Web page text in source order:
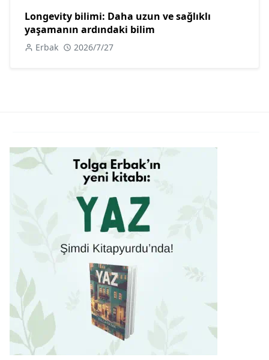
Longevity bilimi: Daha uzun ve sağlıklı
yaşamanın ardındaki bilim
Erbak 2026/7/27